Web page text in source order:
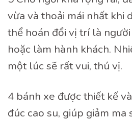
vừa và thoải mái nhất khi
thể hoán đổi vị trí là
hoặc làm hành khách.
một lúc sẽ rất vui, thú vị.
4 bánh xe được thiết kế
đúc cao su, giúp giảm ma